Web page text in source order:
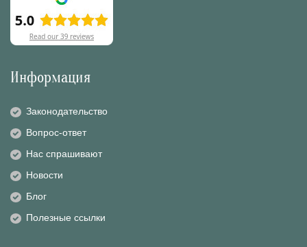
Информация
Законодательство
Вопрос-ответ
Нас спрашивают
Новости
Блог
Полезные ссылки